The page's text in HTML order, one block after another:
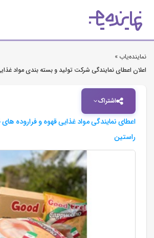
نماینده‌یاب »
اعلان اعطای نمایندگی شرکت تولید و بسته بندی مواد
اشتراک
اعطای نمایندگی مواد غذایی قهوه و فراروده
راستین